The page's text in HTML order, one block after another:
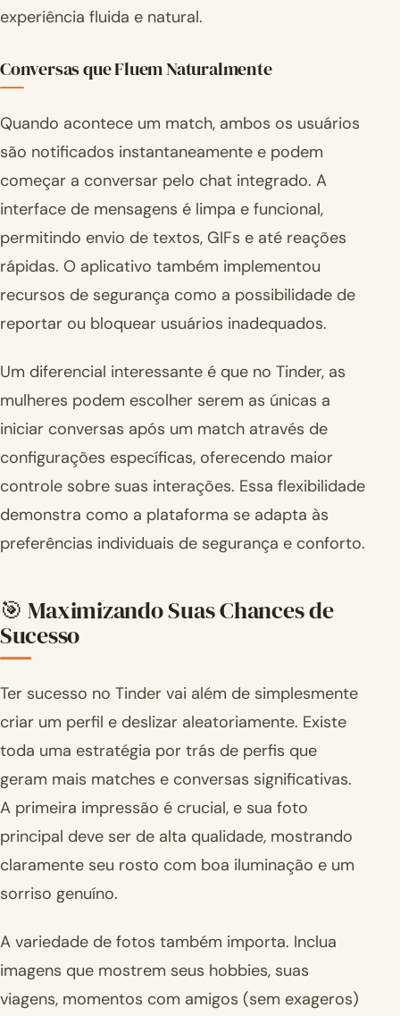
experiência fluida e natural.
Conversas que Fluem Naturalmente
Quando acontece um match, ambos os usuários
são notificados instantaneamente e podem
começar a conversar pelo chat integrado. A
interface de mensagens é limpa e funcional,
permitindo envio de textos, GIFs e até reações
rápidas. O aplicativo também implementou
recursos de segurança como a possibilidade de
reportar ou bloquear usuários inadequados.
Um diferencial interessante é que no Tinder, as
mulheres podem escolher serem as únicas a
iniciar conversas após um match através de
configurações específicas, oferecendo maior
controle sobre suas interações. Essa flexibilidade
demonstra como a plataforma se adapta às
preferências individuais de segurança e conforto.
🎯 Maximizando Suas Chances de
Sucesso
Ter sucesso no Tinder vai além de simplesmente
criar um perfil e deslizar aleatoriamente. Existe
toda uma estratégia por trás de perfis que
geram mais matches e conversas significativas.
A primeira impressão é crucial, e sua foto
principal deve ser de alta qualidade, mostrando
claramente seu rosto com boa iluminação e um
sorriso genuíno.
A variedade de fotos também importa. Inclua
imagens que mostrem seus hobbies, suas
viagens, momentos com amigos (sem exageros)